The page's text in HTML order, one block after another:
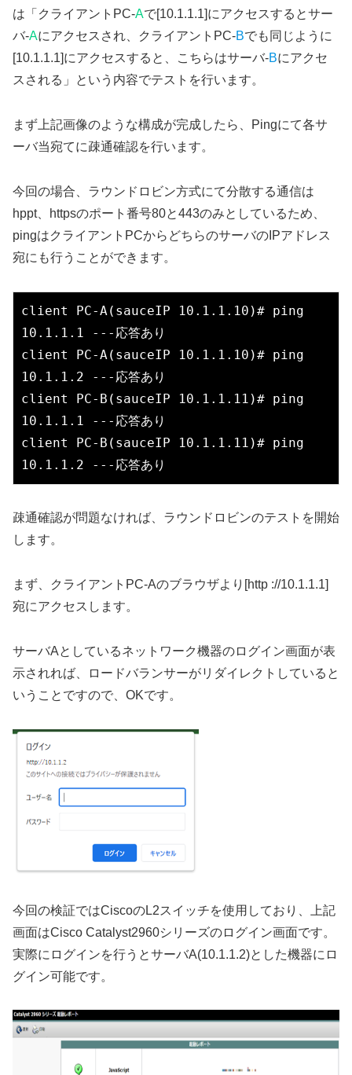
は「クライアントPC-Aで[10.1.1.1]にアクセスするとサー
バ-Aにアクセスされ、クライアントPC-Bでも同じように
[10.1.1.1]にアクセスすると、こちらはサーバ-Bにアクセ
スされる」という内容でテストを行います。
まず上記画像のような構成が完成したら、Pingにて各サ
ーバ当宛てに疎通確認を行います。
今回の場合、ラウンドロビン方式にて分散する通信は
hppt、httpsのポート番号80と443のみとしているため、
pingはクライアントPCからどちらのサーバのIPアドレス
宛にも行うことができます。
client PC-A(sauceIP 10.1.1.10)# ping
10.1.1.1 ---応答あり
client PC-A(sauceIP 10.1.1.10)# ping
10.1.1.2 ---応答あり
client PC-B(sauceIP 10.1.1.11)# ping
10.1.1.1 ---応答あり
client PC-B(sauceIP 10.1.1.11)# ping
10.1.1.2 ---応答あり
疎通確認が問題なければ、ラウンドロビンのテストを開始
します。
まず、クライアントPC-Aのブラウザより[http ://10.1.1.1]
宛にアクセスします。
サーバAとしているネットワーク機器のログイン画面が表
示されれば、ロードバランサーがリダイレクトしていると
いうことですので、OKです。
今回の検証ではCiscoのL2スイッチを使用しており、上記
画面はCisco Catalyst2960シリーズのログイン画面です。
実際にログインを行うとサーバA(10.1.1.2)とした機器にロ
グイン可能です。